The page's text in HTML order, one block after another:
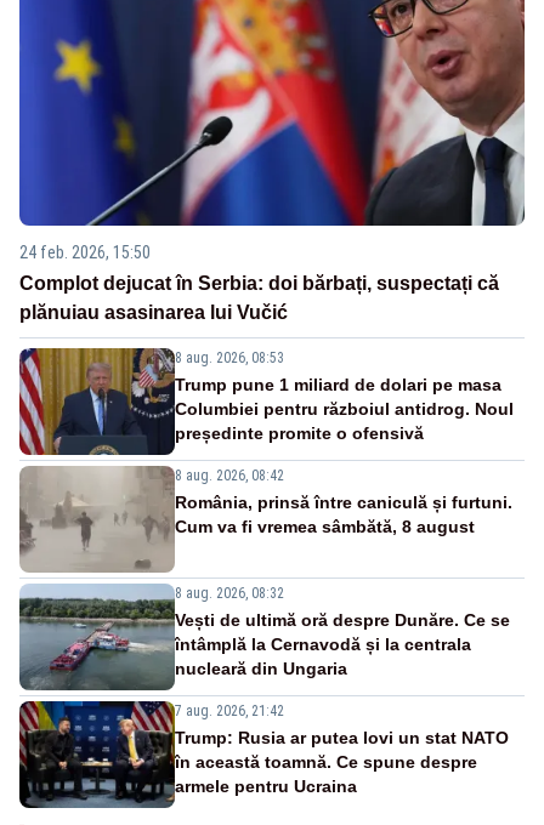
24 feb. 2026, 15:50
Complot dejucat în Serbia: doi bărbați, suspectați că
plănuiau asasinarea lui Vučić
8 aug. 2026, 08:53
Trump pune 1 miliard de dolari pe masa
Columbiei pentru războiul antidrog. Noul
președinte promite o ofensivă
8 aug. 2026, 08:42
România, prinsă între caniculă și furtuni.
Cum va fi vremea sâmbătă, 8 august
8 aug. 2026, 08:32
Vești de ultimă oră despre Dunăre. Ce se
întâmplă la Cernavodă și la centrala
nucleară din Ungaria
7 aug. 2026, 21:42
Trump: Rusia ar putea lovi un stat NATO
în această toamnă. Ce spune despre
armele pentru Ucraina